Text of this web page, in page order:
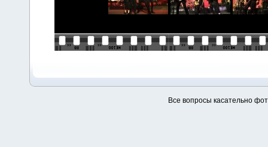
Все вопросы касательно